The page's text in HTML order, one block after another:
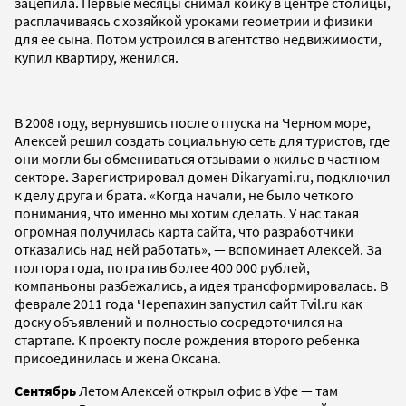
расплачиваясь с хозяйкой уроками геометрии и физики
для ее сына. Потом устроился в агентство недвижимости,
купил квартиру, женился.
В 2008 году, вернувшись после отпуска на Черном море,
Алексей решил создать социальную сеть для туристов, где
они могли бы обмениваться отзывами о жилье в частном
секторе. Зарегистрировал домен Dikaryami.ru, подключил
к делу друга и брата. «Когда начали, не было четкого
понимания, что именно мы хотим сделать. У нас такая
огромная получилась карта сайта, что разработчики
отказались над ней работать», — вспоминает Алексей. За
полтора года, потратив более 400 000 рублей,
компаньоны разбежались, а идея трансформировалась. В
феврале 2011 года Черепахин запустил сайт Tvil.ru как
доску объявлений и полностью сосредоточился на
стартапе. К проекту после рождения второго ребенка
присоединилась и жена Оксана.
Сентябрь Летом Алексей открыл офис в Уфе — там